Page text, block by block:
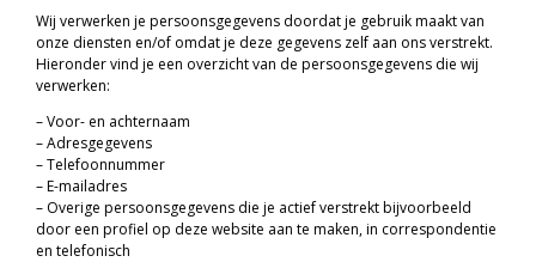
Wij verwerken je persoonsgegevens doordat je gebruik maakt van
onze diensten en/of omdat je deze gegevens zelf aan ons verstrekt.
Hieronder vind je een overzicht van de persoonsgegevens die wij
verwerken:
– Voor- en achternaam
– Adresgegevens
– Telefoonnummer
– E-mailadres
– Overige persoonsgegevens die je actief verstrekt bijvoorbeeld
door een profiel op deze website aan te maken, in correspondentie
en telefonisch